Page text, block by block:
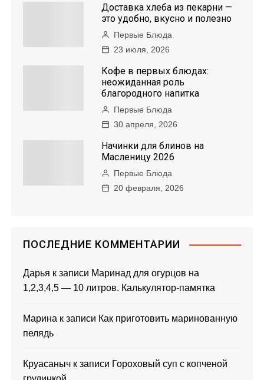
м
Доставка хлеба из пекарни —
это удобно, вкусно и полезно
Первые Блюда
23 июля, 2026
Кофе в первых блюдах:
неожиданная роль
благородного напитка
Первые Блюда
30 апреля, 2026
Начинки для блинов на
Масленицу 2026
Первые Блюда
20 февраля, 2026
ПОСЛЕДНИЕ КОММЕНТАРИИ
Дарья к записи Маринад для огурцов на
1,2,3,4,5 — 10 литров. Калькулятор-памятка
Марина к записи Как приготовить маринованную
пелядь
Круасаныч к записи Гороховый суп с копченой